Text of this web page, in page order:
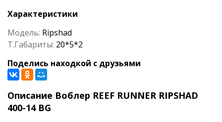
Характеристики
Модель: Ripshad
Т.Габариты: 20*5*2
Поделись находкой с друзьями
Описание Воблер REEF RUNNER RIPSHAD
400-14 BG